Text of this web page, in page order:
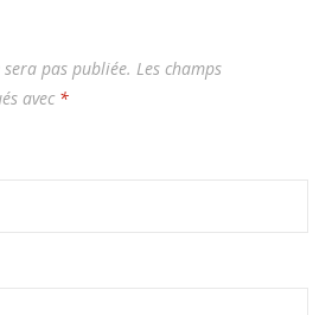
pas publiée. Les champs
avec *